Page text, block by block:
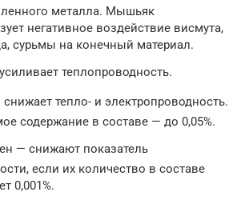
металла. Мышьяк
негативное воздействие висмута,
сурьмы на конечный материал.
теплопроводность.
тепло- и электропроводность.
содержание в составе — до 0,05%.
— снижают показатель
если их количество в составе
0,001%.